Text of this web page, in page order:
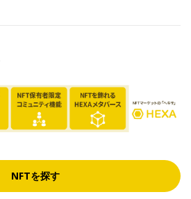
NFTを探す